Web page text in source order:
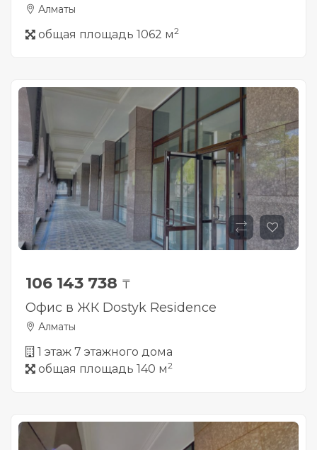
Алматы
общая площадь 1062 м2
106 143 738 ₸
Офис в ЖК Dostyk Residence
Алматы
1 этаж 7 этажного дома
общая площадь 140 м2